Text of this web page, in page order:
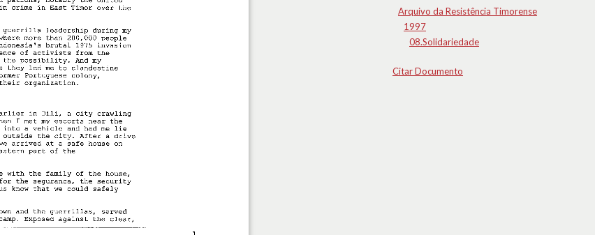
Arquivo da Resistência Timorense
1997
08.Solidariedade
Citar Documento